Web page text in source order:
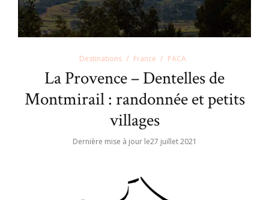
Destinations France PACA
La Provence – Dentelles de
Montmirail : randonnée et petits
villages
Dernière mise à jour le27 juillet 2021